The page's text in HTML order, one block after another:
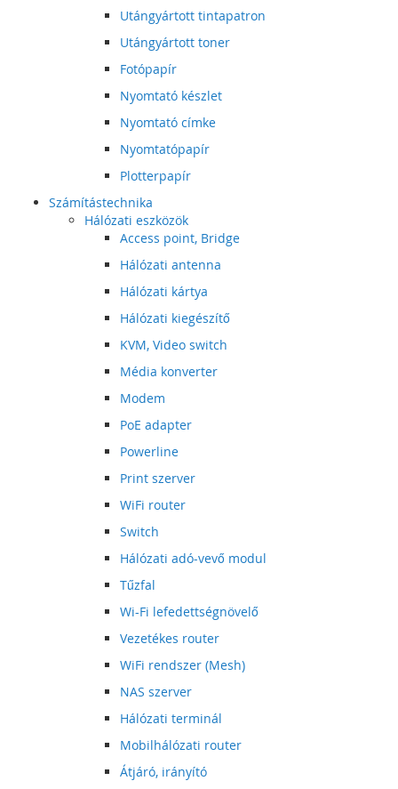
Utángyártott tintapatron
Utángyártott toner
Fotópapír
Nyomtató készlet
Nyomtató címke
Nyomtatópapír
Plotterpapír
Számítástechnika
Hálózati eszközök
Access point, Bridge
Hálózati antenna
Hálózati kártya
Hálózati kiegészítő
KVM, Video switch
Média konverter
Modem
PoE adapter
Powerline
Print szerver
WiFi router
Switch
Hálózati adó-vevő modul
Tűzfal
Wi-Fi lefedettségnövelő
Vezetékes router
WiFi rendszer (Mesh)
NAS szerver
Hálózati terminál
Mobilhálózati router
Átjáró, irányító